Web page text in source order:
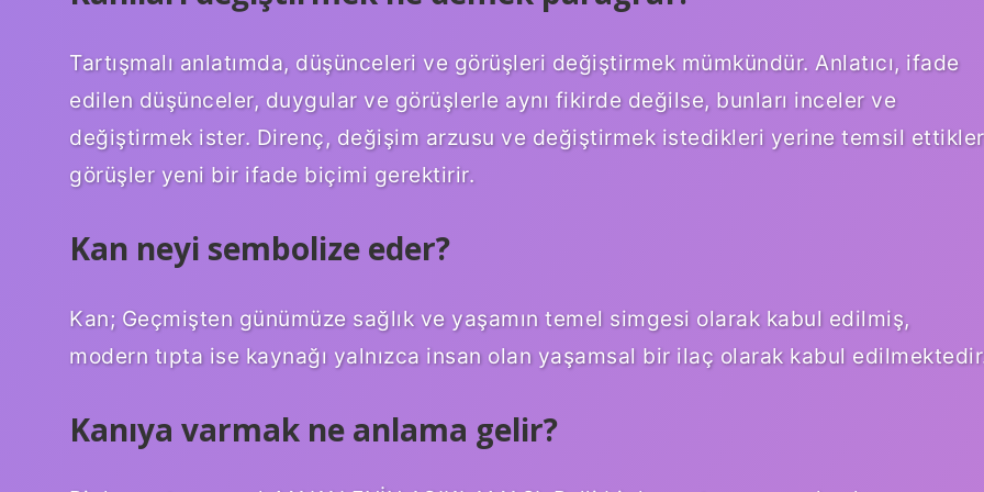
Tartışmalı anlatımda, düşünceleri ve görüşleri değiştirmek mümkündür. Anlatıcı, ifade
edilen düşünceler, duygular ve görüşlerle aynı fikirde değilse, bunları inceler ve
değiştirmek ister. Direnç, değişim arzusu ve değiştirmek istedikleri yerine temsil
görüşler yeni bir ifade biçimi gerektirir.
Kan neyi sembolize eder?
Kan; Geçmişten günümüze sağlık ve yaşamın temel simgesi olarak kabul edilmiş,
modern tıpta ise kaynağı yalnızca insan olan yaşamsal bir ilaç olarak kabul
Kanıya varmak ne anlama gelir?